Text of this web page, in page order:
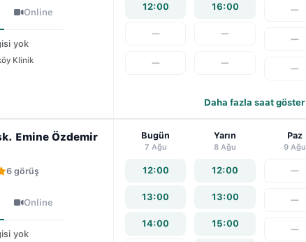
Online
yok
Klinik
12:00
—
—
16:00
—
—
—
—
—
Daha fazla saat göster
Emine Özdemir
6 görüş
Online
yok
Bugün
7 Ağu
12:00
13:00
14:00
Yarın
8 Ağu
12:00
13:00
15:00
Paz
9 Ağu
—
—
—